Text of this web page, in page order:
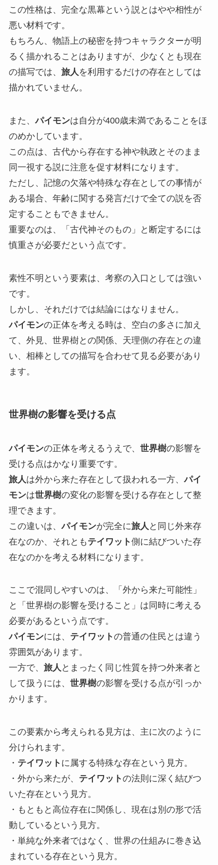
この性格は、完全な黒幕という説とはやや相性が
悪い材料です。
もちろん、物語上の秘密を持つキャラクターが明
るく描かれることはありますが、少なくとも現在
の描写では、 旅人を利用するだけの存在としては
描かれていません。
また、パイモンは自分が400歳未満であることをほ
のめかしています。
この点は、古代から存在する神や執政とそのまま
同一視する説に注意を促す材料になります。
ただし、記憶の欠落や特殊な存在としての事情が
ある場合、年齢に関する発言だけで全ての説を否
定することもできません。
重要なのは、「古代神そのもの」と断定するには
慎重さが必要だという点です。
素性不明という要素は、考察の入口としては強い
です。
しかし、それだけでは結論にはなりません。
パイモンの正体を考える時は、空白の多さに加え
て、外見、世界樹との関係、天理側の存在との違
い、相棒としての描写を合わせて見る必要があり
ます。
世界樹の影響を受ける点
パイモンの正体を考えるうえで、 世界樹の影響を
受ける点はかなり重要です。
旅人 は外から来た存在として扱われる一方、パイ
モンは世界樹の変化の影響を受ける存在として整
理できます。
この違いは、パイモンが完全に旅人 と同じ外来存
在なのか、それとも テイワット側に結びついた存
在なのかを考える材料になります。
ここで混同しやすいのは、「外から来た可能性」
と「世界樹の影響を受けること」は同時に考える
必要があるという点です。
パイモンには、 テイワットの普通の住民とは違う
雰囲気があります。
一方で、 旅人 とまったく同じ性質を持つ外来者と
して扱うには、 世界樹の影響を受ける点が引っか
かります。
この要素から考えられる見方は、主に次のように
分けられます。
・ テイワット に属する特殊な存在という見方。
・外から来たが、 テイワットの法則に深く結びつ
いた存在という見方。
・もともと高位存在に関係し、現在は別の形で活
動しているという見方。
・単純な外来者ではなく、世界の仕組みに巻き込
まれている存在という見方。